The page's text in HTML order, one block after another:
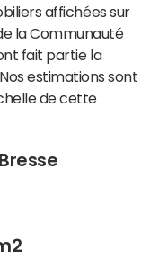
affichées sur
la Communauté
fait partie la
estimations sont
de cette